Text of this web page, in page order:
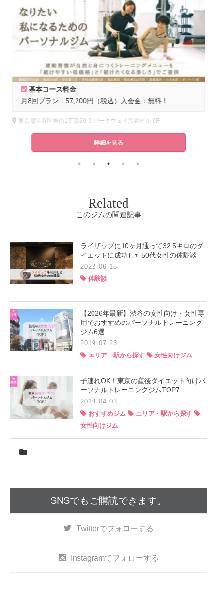
基本コース料金
月8回プラン：57,200円（税込）入会金：無料！
東京都渋谷区神南1丁目20-9 パークウェイ渋谷ビル 6F
詳細を見る
Related
このジムの関連記事
ライザップに10ヶ月通って32.5キロのダ
イエットに成功した50代女性の体験談
2022.06.15
体験談
【2026年最新】渋谷の女性向け・女性専
用でおすすめのパーソナルトレーニング
ジム6選
2019.07.23
エリア・駅から探す
女性向けジム
子連れOK！東京の産後ダイエット向けパ
ーソナルトレーニングジムTOP7
2019.04.03
おすすめジム
エリア・駅から探す
女性向けジム
SNSでもご購読できます。
Twitterでフォローする
Instagramでフォローする